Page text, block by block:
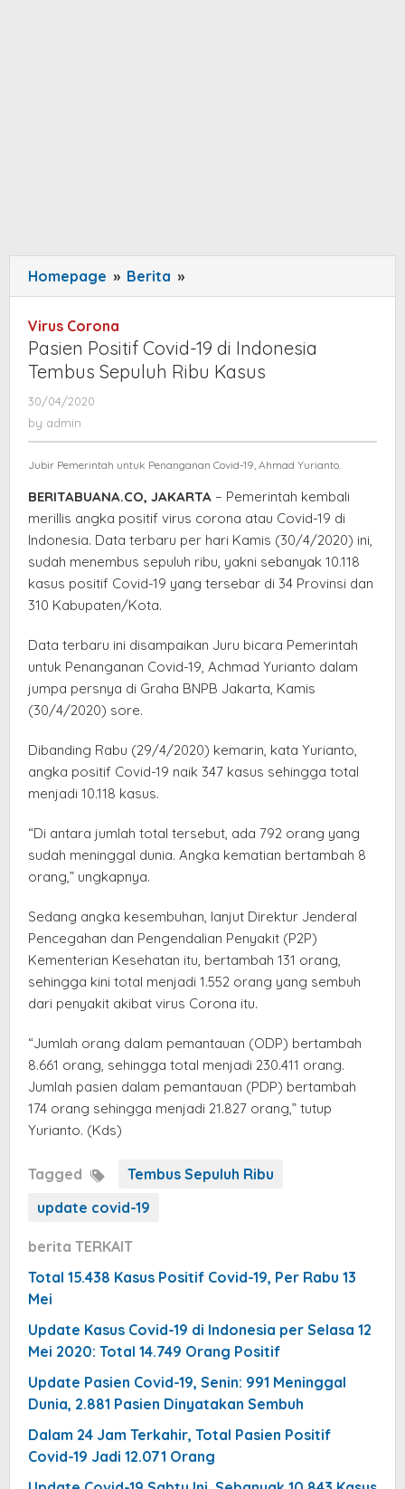
Homepage » Berita »
Positif
19
di
Kasus
Virus Corona
Pasien Positif Covid-19 di Indonesia
Tembus Sepuluh Ribu Kasus
30/04/2020
by admin
Jubir Pemerintah untuk Penanganan Covid-19, Ahmad Yurianto.
BERITABUANA.CO, JAKARTA – Pemerintah kembali
merillis angka positif virus corona atau Covid-19 di
Indonesia. Data terbaru per hari Kamis (30/4/2020) ini,
sudah menembus sepuluh ribu, yakni sebanyak 10.118
kasus positif Covid-19 yang tersebar di 34 Provinsi dan
310 Kabupaten/Kota.
Data terbaru ini disampaikan Juru bicara Pemerintah
untuk Penanganan Covid-19, Achmad Yurianto dalam
jumpa persnya di Graha BNPB Jakarta, Kamis
(30/4/2020) sore.
Dibanding Rabu (29/4/2020) kemarin, kata Yurianto,
angka positif Covid-19 naik 347 kasus sehingga total
menjadi 10.118 kasus.
“Di antara jumlah total tersebut, ada 792 orang yang
sudah meninggal dunia. Angka kematian bertambah 8
orang,” ungkapnya.
Sedang angka kesembuhan, lanjut Direktur Jenderal
Pencegahan dan Pengendalian Penyakit (P2P)
Kementerian Kesehatan itu, bertambah 131 orang,
sehingga kini total menjadi 1.552 orang yang sembuh
dari penyakit akibat virus Corona itu.
“Jumlah orang dalam pemantauan (ODP) bertambah
8.661 orang, sehingga total menjadi 230.411 orang.
Jumlah pasien dalam pemantauan (PDP) bertambah
174 orang sehingga menjadi 21.827 orang,” tutup
Yurianto. (Kds)
Tagged
Tembus Sepuluh Ribu
update covid-19
berita TERKAIT
Total 15.438 Kasus Positif Covid-19, Per Rabu 13
Mei
Update Kasus Covid-19 di Indonesia per Selasa 12
Mei 2020: Total 14.749 Orang Positif
Update Pasien Covid-19, Senin: 991 Meninggal
Dunia, 2.881 Pasien Dinyatakan Sembuh
Dalam 24 Jam Terkahir, Total Pasien Positif
Covid-19 Jadi 12.071 Orang